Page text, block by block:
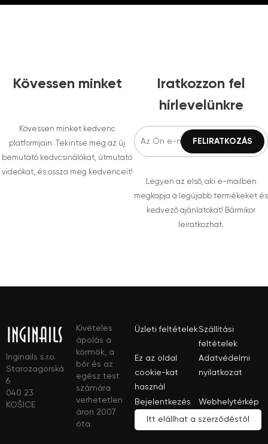
Kövessen minket
Kövessen minket kedvenc
platformjain. Tekintse meg az új
bemutató kedvcsinálókat, útmutató
videókat, és ossza meg kedvenceit!
Iratkozzon fel
hírlevelünkre
Legyen az első, aki e-mailben
megkapja a legújabb termékeket és
kedvező ajánlatokat! Bármikor
leiratkozhat.
Inginails s.r.o.
Starozagorská
6
040 23
KOŠICE
Kivételes
ápolás a
körmök, a
bőr és az
egész test
számára
verhetetlen
áron 2007
óta.
Üzleti feltételekSzállítási
feltételek
Ez az oldal
cookie-kat
használ
Adatvédelmi
nyilatkozat
Bejelentkezés Webhelytérkép
Itt elállhat a szerződéstől